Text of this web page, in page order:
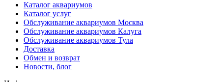
Каталог аквариумов
Каталог услуг
Обслуживание аквариумов Москва
Обслуживание аквариумов Калуга
Обслуживание аквариумов Тула
Доставка
Обмен и возврат
Новости, блог